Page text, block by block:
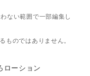
ない範囲で一部編集し
ものではありません。
ローション